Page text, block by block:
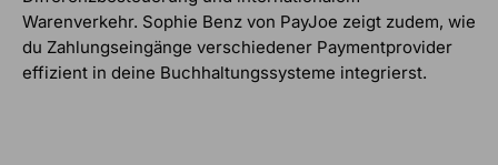
Warenverkehr. Sophie Benz von PayJoe zeigt zudem, wie
du Zahlungseingänge verschiedener Paymentprovider
effizient in deine Buchhaltungssysteme integrierst.